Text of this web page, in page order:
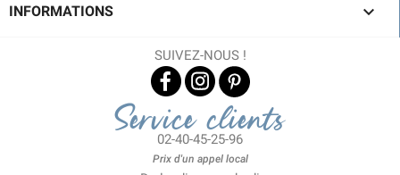
INFORMATIONS 
SUIVEZ-NOUS !
Service clients
02-40-45-25-96
Prix d'un appel local